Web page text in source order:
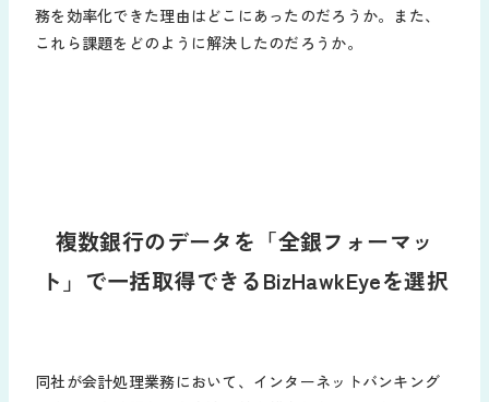
務を効率化できた理由はどこにあったのだろうか。また、
これら課題をどのように解決したのだろうか。
複数銀行のデータを「全銀フォーマッ
ト」で一括取得できるBizHawkEyeを選択
同社が会計処理業務において、インターネットバンキング